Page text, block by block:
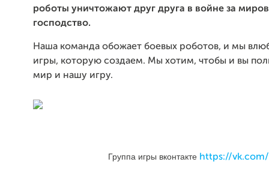
роботы уничтожают друг друга в войне за
господство.
Наша команда обожает боевых роботов, и мы
игры, которую создаем. Мы хотим, чтобы и вы
мир и нашу игру.
Группа игры вконтакте https://